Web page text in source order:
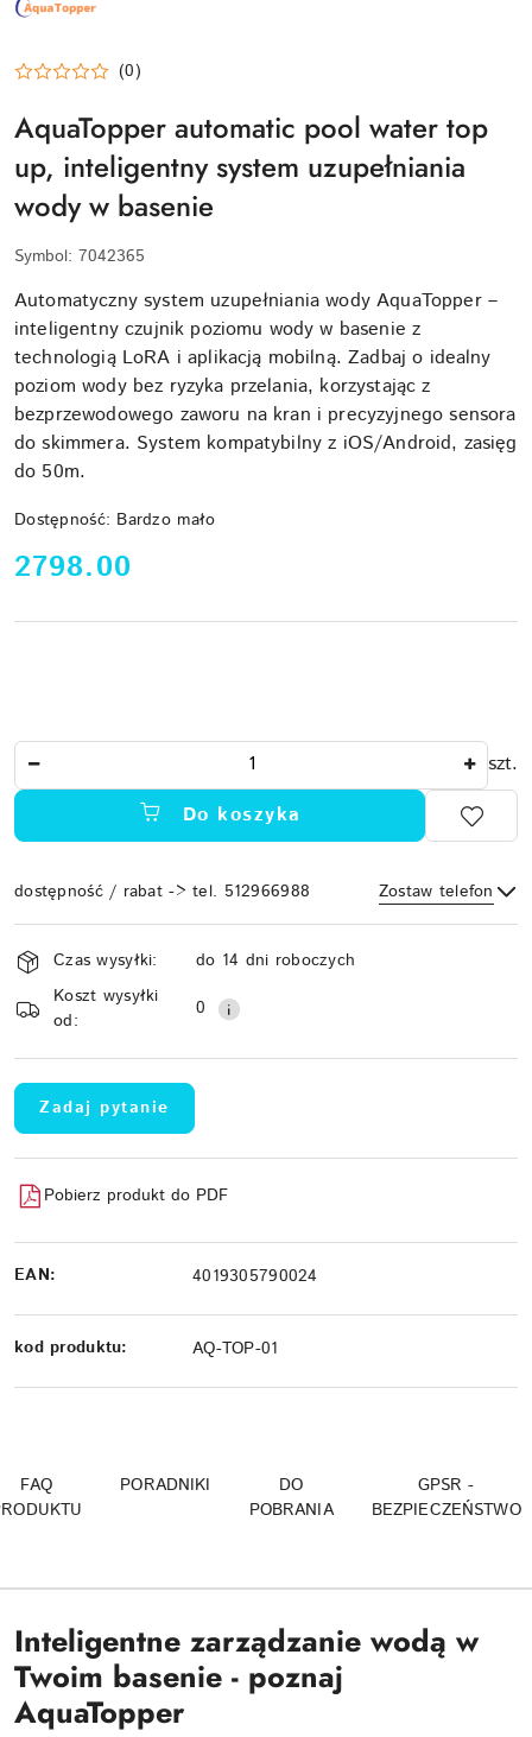
–
SYSTEMU
AUTOMATYCZNEGO
WODY
W
BASENACH
(0)
AquaTopper automatic pool water top
up, inteligentny system uzupełniania
wody w basenie
Symbol: 7042365
Automatyczny system uzupełniania wody AquaTopper –
inteligentny czujnik poziomu wody w basenie z
technologią LoRA i aplikacją mobilną. Zadbaj o idealny
poziom wody bez ryzyka przelania, korzystając z
bezprzewodowego zaworu na kran i precyzyjnego sensora
do skimmera. System kompatybilny z iOS/Android, zasięg
do 50m.
Dostępność: Bardzo mało
cena:
2798.00
szt.
Do koszyka
dostępność / rabat -> tel. 512966988 Zostaw telefon
Wyślij
Dostępność
i
dostawa
Czas wysyłki:
do 14 dni roboczych
Koszt wysyłki
od:
0
Zadaj pytanie
Pobierz produkt do PDF
EAN: 4019305790024
kod produktu: AQ-TOP-01
FAQ
PORADNIKI
DO
POBRANIA
GPSR -
BEZPIECZEŃSTWO
Inteligentne zarządzanie wodą w
Twoim basenie - poznaj
AquaTopper